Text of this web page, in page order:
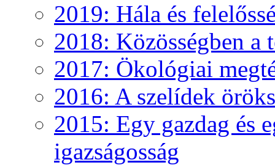
2019: Hála és
2018: Közösségben a
2017: Ökológiai
2016: A szelídek
2015: Egy gazdag és
igazságosság